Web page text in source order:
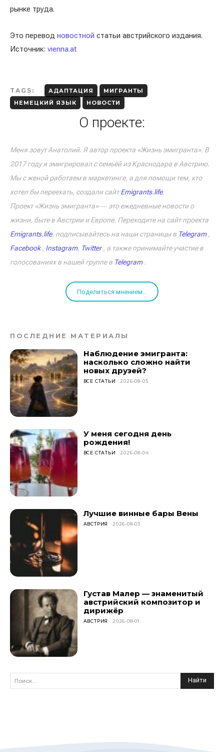
рынке труда.
Это перевод новостной статьи австрийского издания.
Источник: vienna.at
TAGS: АДАПТАЦИЯ
МИГРАНТЫ
НЕМЕЦКИЙ ЯЗЫК
НОВОСТИ
О проекте:
Меня зовут Анатолий. Я автор проекта «Жизнь эмигранта». В
2017 году я эмигрировал с семьёй из Краснодара в Австрию.
Мы с женой работаем в маркетинге, а для помощи тем, кто
хотел бы переехать, создали сайтEmigrants.life.
Проект «Жизнь эмигранта» ― это ежедневные новости о
жизни, быте в Австрии и Европе. Переходите на сайт проекта
Emigrants.life, подписывайтесь на наши страницы в Telegram,
Facebook, Instagram, Twitter, а также принимайте участие в
голосованиях в нашей группе в Telegram.
Поделиться мнением...
ПОСЛЕДНИЕ МАТЕРИАЛЫ
Наблюдение эмигранта:
насколько сложно найти
новых друзей?
ВСЕ СТАТЬИ 2026-08-05
У меня сегодня день
рождения!
ВСЕ СТАТЬИ 2026-08-04
Лучшие винные бары Вены
АВСТРИЯ 2026-08-03
Густав Малер — знаменитый
австрийский композитор и
дирижёр
АВСТРИЯ 2026-08-01
Поиск... Найти